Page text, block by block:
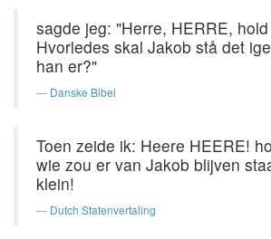
sagde jeg: "Herre, HERRE,
Hvorledes skal Jakob stå det
han er?"
Danske Bibel
Toen zeide ik: Heere HEERE!
wie zou er van Jakob blijven
klein!
Dutch Statenvertaling